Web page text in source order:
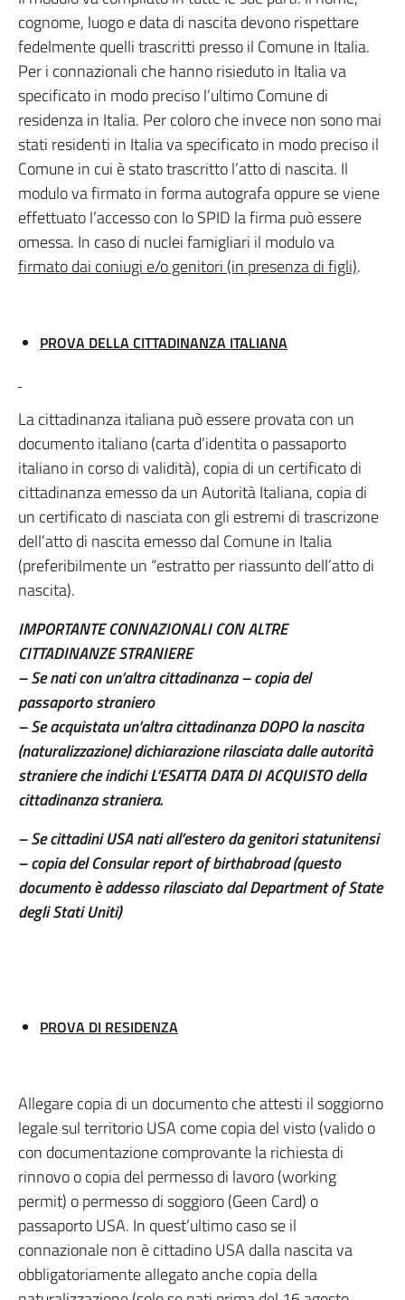
cognome, luogo e data di nascita devono rispettare
fedelmente quelli trascritti presso il Comune in Italia.
Per i connazionali che hanno risieduto in Italia va
specificato in modo preciso l’ultimo Comune di
residenza in Italia. Per coloro che invece non sono mai
stati residenti in Italia va specificato in modo preciso il
Comune in cui è stato trascritto l’atto di nascita. Il
modulo va firmato in forma autografa oppure se viene
effettuato l’accesso con lo SPID la firma può essere
omessa. In caso di nuclei famigliari il modulo va
firmato dai coniugi e/o genitori (in presenza di figli).
PROVA DELLA CITTADINANZA ITALIANA
La cittadinanza italiana può essere provata con un
documento italiano (carta d’identita o passaporto
italiano in corso di validità), copia di un certificato di
cittadinanza emesso da un Autorità Italiana, copia di
un certificato di nasciata con gli estremi di trascrizone
dell’atto di nascita emesso dal Comune in Italia
(preferibilmente un “estratto per riassunto dell’atto di
nascita).
IMPORTANTE CONNAZIONALI CON ALTRE
CITTADINANZE STRANIERE
– Se nati con un’altra cittadinanza – copia del
passaporto straniero
– Se acquistata un’altra cittadinanza DOPO la nascita
(naturalizzazione) dichiarazione rilasciata dalle autorità
straniere che indichi L’ESATTA DATA DI ACQUISTO della
cittadinanza straniera.
– Se cittadini USA nati all’estero da genitori statunitensi
– copia del Consular report of birthabroad (questo
documento è addesso rilasciato dal Department of State
degli Stati Uniti)
PROVA DI RESIDENZA
Allegare copia di un documento che attesti il soggiorno
legale sul territorio USA come copia del visto (valido o
con documentazione comprovante la richiesta di
rinnovo o copia del permesso di lavoro (working
permit) o permesso di soggioro (Geen Card) o
passaporto USA. In quest’ultimo caso se il
connazionale non è cittadino USA dalla nascita va
obbligatoriamente allegato anche copia della